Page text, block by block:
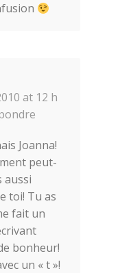
at 12 h
Joanna!
peut-
aussi
toi! Tu as
fait un
bonheur!
un « t »!